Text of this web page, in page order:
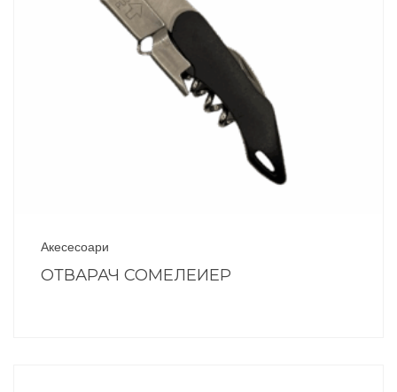
Акесесоари
ОТВАРАЧ СОМЕЛЕИЕР